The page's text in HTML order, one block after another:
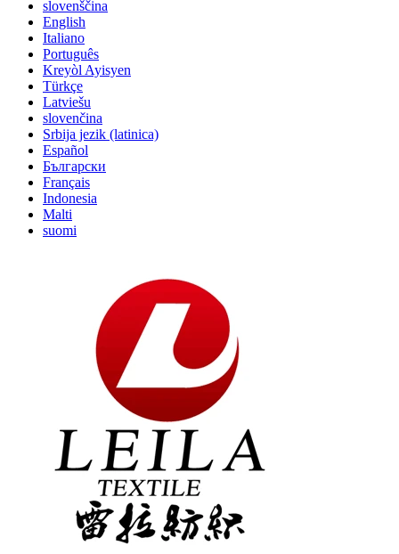
slovenščina
English
Italiano
Português
Kreyòl Ayisyen
Türkçe
Latviešu
slovenčina
Srbija jezik (latinica)
Español
Български
Français
Indonesia
Malti
suomi